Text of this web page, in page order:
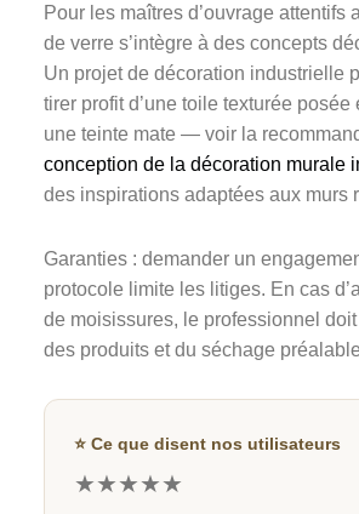
Pour les maîtres d’ouvrage attentifs
de verre s’intègre à des concepts
Un projet de décoration industrielle
tirer profit d’une toile texturée posée
une teinte mate — voir la
conception de la décoration murale
des inspirations adaptées aux murs
Garanties : demander un
protocole limite les litiges. En cas
de moisissures, le professionnel
des produits et du séchage
⭐ Ce que disent nos utilisateurs
★★★★★